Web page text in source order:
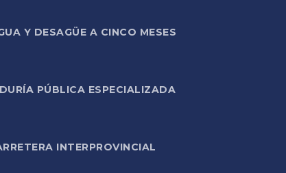
Y DESAGÜE A CINCO MESES
PÚBLICA ESPECIALIZADA
INTERPROVINCIAL